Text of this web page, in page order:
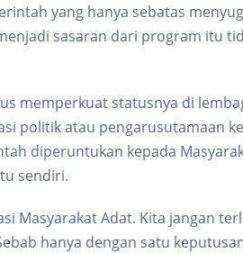
yang hanya sebatas
sasaran dari program itu
memperkuat statusnya di
politik atau pengarusutamaan
diperuntukan kepada
sendiri.
Masyarakat Adat. Kita jangan
hanya dengan satu